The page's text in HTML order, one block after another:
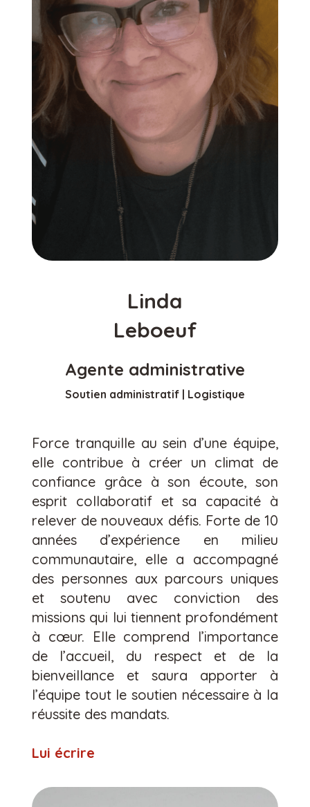
Linda
Leboeuf
Agente administrative
Soutien administratif | Logistique
Force tranquille au sein d’une équipe,
elle contribue à créer un climat de
confiance grâce à son écoute, son
esprit collaboratif et sa capacité à
relever de nouveaux défis. Forte de 10
années d’expérience en milieu
communautaire, elle a accompagné
des personnes aux parcours uniques
et soutenu avec conviction des
missions qui lui tiennent profondément
à cœur. Elle comprend l’importance
de l’accueil, du respect et de la
bienveillance et saura apporter à
l’équipe tout le soutien nécessaire à la
réussite des mandats.
Lui écrire